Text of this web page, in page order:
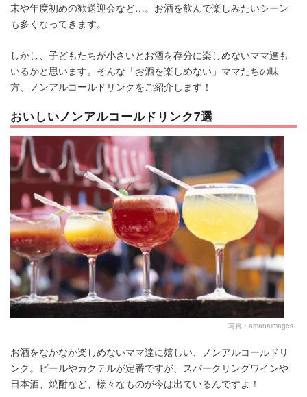
末や年度初めの歓送迎会など…。お酒を飲んで楽しみたいシーン
も多くなってきます。
しかし、子どもたちが小さいとお酒を存分に楽しめないママ達も
いるかと思います。そんな「お酒を楽しめない」ママたちの味
方、ノンアルコールドリンクをご紹介します！
おいしいノンアルコールドリンク7選
写真：amanaimages
お酒をなかなか楽しめないママ達に嬉しい、ノンアルコールドリ
ンク。ビールやカクテルが定番ですが、スパークリングワインや
日本酒、焼酎など、様々なものが今は出ているんですよ！